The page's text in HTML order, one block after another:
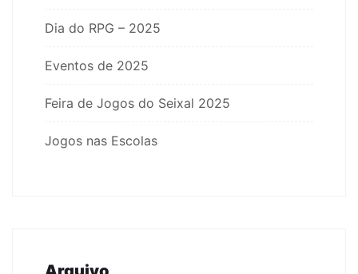
Dia do RPG – 2025
Eventos de 2025
Feira de Jogos do Seixal 2025
Jogos nas Escolas